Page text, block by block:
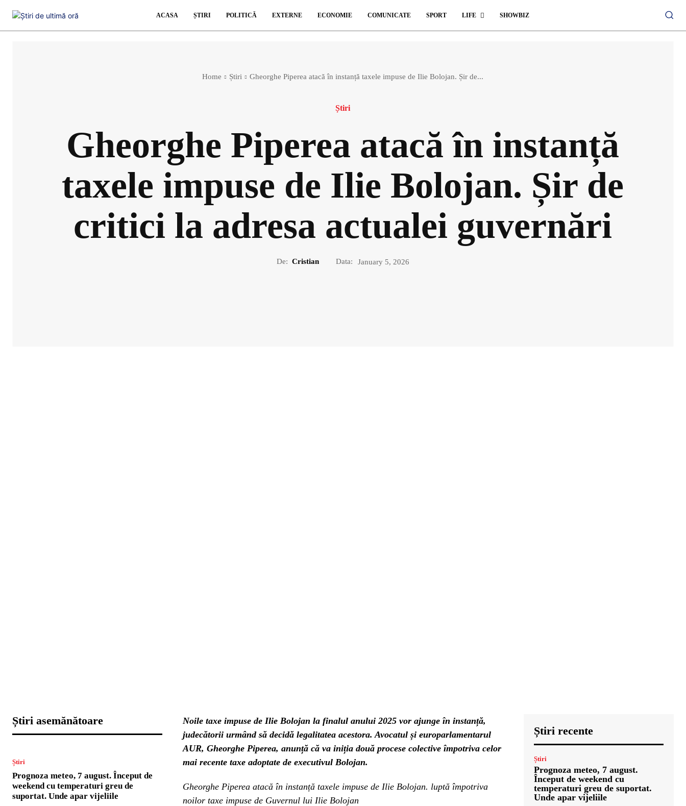
ACASA ȘTIRI POLITICĂ EXTERNE ECONOMIE COMUNICATE SPORT LIFE SHOWBIZ
Home Știri Gheorghe Piperea atacă în instanță taxele impuse de Ilie Bolojan. Șir de...
Știri
Gheorghe Piperea atacă în instanță
taxele impuse de Ilie Bolojan. Șir de
critici la adresa actualei guvernări
De: Cristian Data: January 5, 2026
Știri asemănătoare
Știri
Prognoza meteo, 7 august. Început de
weekend cu temperaturi greu de
suportat. Unde apar vijeliile
Noile taxe impuse de Ilie Bolojan la finalul anului 2025 vor ajunge în instanță,
judecătorii urmând să decidă legalitatea acestora. Avocatul și europarlamentarul
AUR, Gheorghe Piperea, anunță că va iniția două procese colective împotriva celor
mai recente taxe adoptate de executivul Bolojan.
Gheorghe Piperea atacă în instanță taxele impuse de Ilie Bolojan. luptă împotriva
noilor taxe impuse de Guvernul lui Ilie Bolojan
Știri recente
Știri
Prognoza meteo, 7 august.
Început de weekend cu
temperaturi greu de suportat.
Unde apar vijeliile